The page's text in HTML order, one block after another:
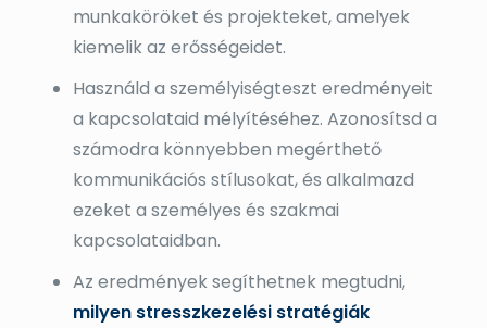
munkaköröket és projekteket, amelyek
kiemelik az erősségeidet.
Használd a személyiségteszt eredményeit
a kapcsolataid mélyítéséhez. Azonosítsd a
számodra könnyebben megérthető
kommunikációs stílusokat, és alkalmazd
ezeket a személyes és szakmai
kapcsolataidban.
Az eredmények segíthetnek megtudni,
milyen stresszkezelési stratégiák